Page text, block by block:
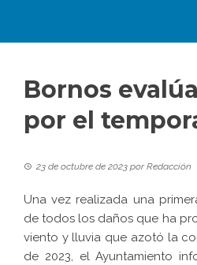
Bornos
por el
23 de octubre de 2023 porRedacción
Una vez realizada una
de todos los daños que ha
viento y lluvia que azotó la
de 2023, el Ayuntamiento